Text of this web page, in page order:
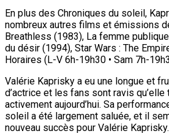
En plus des Chroniques du soleil,
nombreux autres films et émissions
Breathless (1983), La femme
du désir (1994), Star Wars : The
Horaires (L-V 6h-19h30 • Sam 7h-
Valérie Kaprisky a eu une longue et
d’actrice et les fans sont ravis qu’elle
activement aujourd’hui. Sa
soleil a été largement saluée, et il
nouveau succès pour Valérie Kaprisky.